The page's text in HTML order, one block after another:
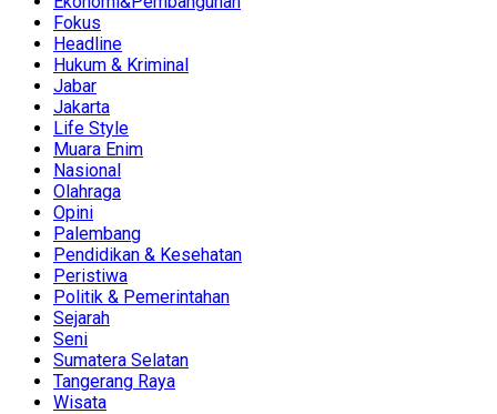
Fokus
Headline
Hukum & Kriminal
Jabar
Jakarta
Life Style
Muara Enim
Nasional
Olahraga
Opini
Palembang
Pendidikan & Kesehatan
Peristiwa
Politik & Pemerintahan
Sejarah
Seni
Sumatera Selatan
Tangerang Raya
Wisata